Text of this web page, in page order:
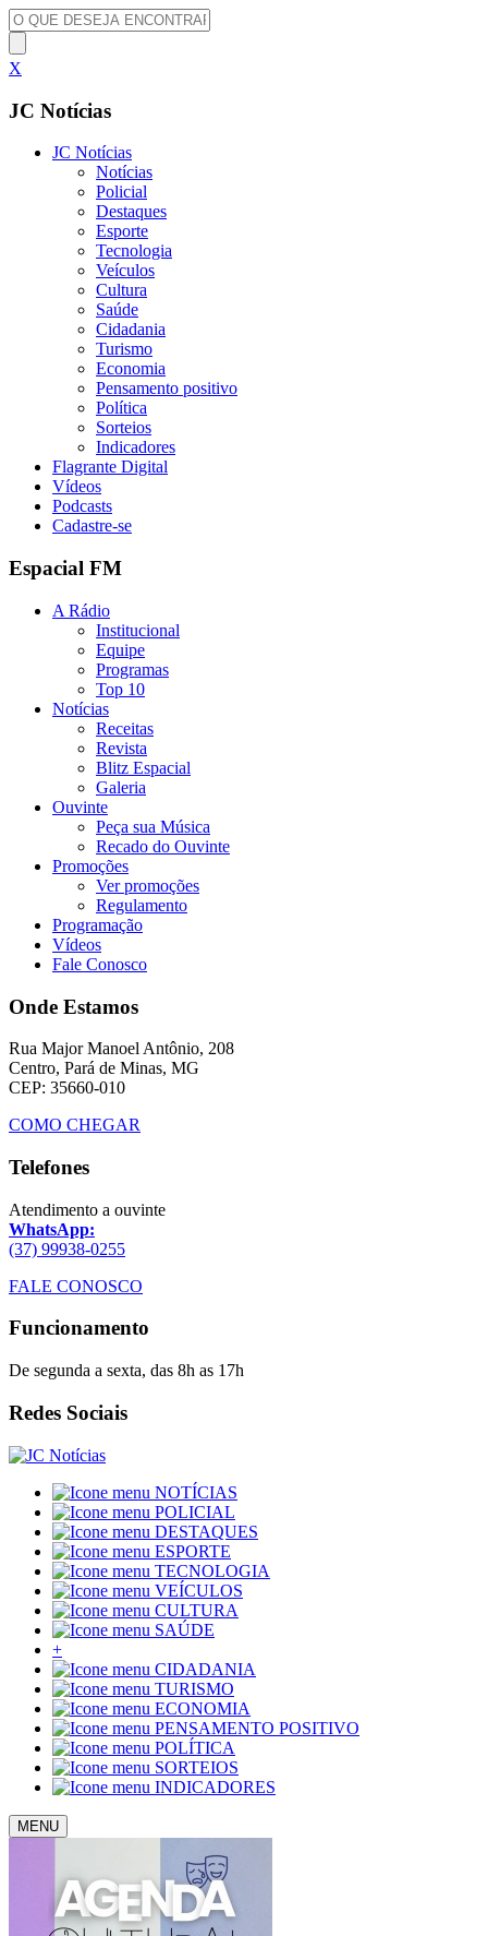
X
JC Notícias
JC Notícias
Notícias
Policial
Destaques
Esporte
Tecnologia
Veículos
Cultura
Saúde
Cidadania
Turismo
Economia
Pensamento positivo
Política
Sorteios
Indicadores
Flagrante Digital
Vídeos
Podcasts
Cadastre-se
Espacial FM
A Rádio
Institucional
Equipe
Programas
Top 10
Notícias
Receitas
Revista
Blitz Espacial
Galeria
Ouvinte
Peça sua Música
Recado do Ouvinte
Promoções
Ver promoções
Regulamento
Programação
Vídeos
Fale Conosco
Onde Estamos
Rua Major Manoel Antônio, 208
Centro, Pará de Minas, MG
CEP: 35660-010
COMO CHEGAR
Telefones
Atendimento a ouvinte
WhatsApp:
(37) 99938-0255
FALE CONOSCO
Funcionamento
De segunda a sexta, das 8h as 17h
Redes Sociais
NOTÍCIAS
POLICIAL
DESTAQUES
ESPORTE
TECNOLOGIA
VEÍCULOS
CULTURA
SAÚDE
+
CIDADANIA
TURISMO
ECONOMIA
PENSAMENTO POSITIVO
POLÍTICA
SORTEIOS
INDICADORES
MENU